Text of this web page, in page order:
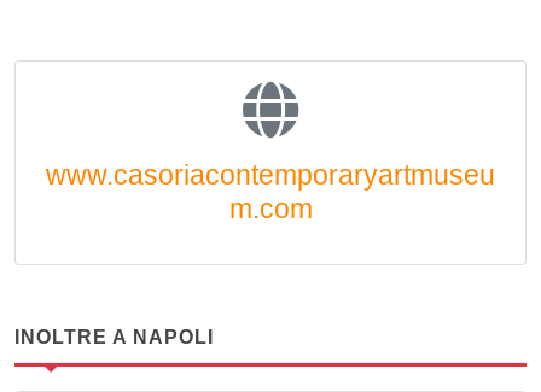
www.casoriacontemporaryartmuseu
m.com
INOLTRE A NAPOLI